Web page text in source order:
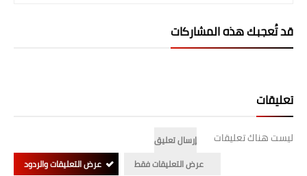
قد تُعجبك هذه المشاركات
تعليقات
ليست هناك تعليقات
إرسال تعليق
عرض التعليقات فقط
عرض التعليقات والردود